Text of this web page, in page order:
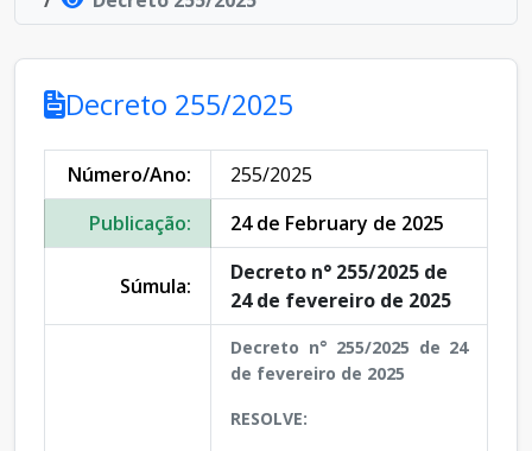
Decreto 255/2025
Número/Ano:
255/2025
Publicação:
24 de February de 2025
Súmula:
Decreto n° 255/2025 de
24 de fevereiro de 2025
Decreto n° 255/2025 de 24
de fevereiro de 2025
RESOLVE: